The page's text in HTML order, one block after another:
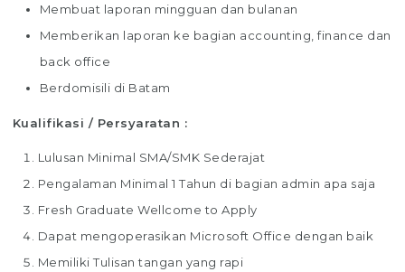
Membuat laporan mingguan dan bulanan
Memberikan laporan ke bagian accounting, finance dan
back office
Berdomisili di Batam
Kualifikasi / Persyaratan :
Lulusan Minimal SMA/SMK Sederajat
Pengalaman Minimal 1 Tahun di bagian admin apa saja
Fresh Graduate Wellcome to Apply
Dapat mengoperasikan Microsoft Office dengan baik
Memiliki Tulisan tangan yang rapi